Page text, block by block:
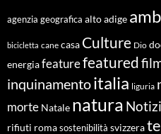
agenzia geografica alto adige
bicicletta cane casa Culture Dio
energiafeaturefeatured
inquinamentoitalia liguria
morte Natale natura
rifiuti roma sostenibilità svizzera